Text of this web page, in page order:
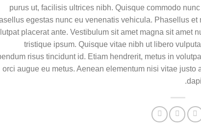
purus ut, facilisis ultrices nibh. Quisque commodo
egestas nunc eu venenatis vehicula. Phasellus
placerat ante. Vestibulum sit amet magna sit amet
tristique ipsum. Quisque vitae nibh ut libero
risus tincidunt id. Etiam hendrerit, metus in
orci augue eu metus. Aenean elementum nisi vitae